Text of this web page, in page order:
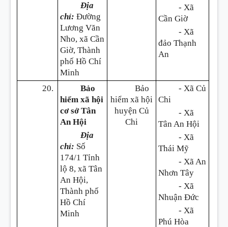
Địa
chỉ: Đường
Lương Văn
Nho, xã Cần
Giờ, Thành
phố Hồ Chí
Minh
- Xã
Cần Giờ
- Xã
đảo Thạnh
An
20.
Bảo
hiểm xã hội
cơ sở Tân
An Hội
Địa
chỉ: Số
174/1 Tỉnh
lộ 8, xã Tân
An Hội,
Thành phố
Hồ Chí
Minh
Bảo
hiểm xã hội
huyện Củ
Chi
- Xã Củ
Chi
- Xã
Tân An Hội
- Xã
Thái Mỹ
- Xã An
Nhơn Tây
- Xã
Nhuận Đức
- Xã
Phú Hòa